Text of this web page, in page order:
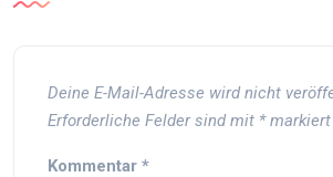
Deine E-Mail-Adresse wird nicht
Erforderliche Felder sind mit *markiert
Kommentar *